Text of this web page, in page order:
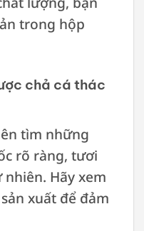
trong hộp
chả cá thác
tìm những
rõ ràng, tươi
Hãy xem
xuất để đảm